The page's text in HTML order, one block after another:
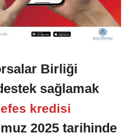
Birliği
sağlamak
kredisi
2025 tarihinde